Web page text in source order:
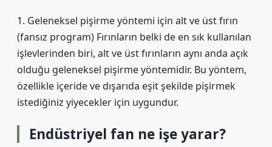
1. Geleneksel pişirme yöntemi için alt ve üst fırın
(fansız program) Fırınların belki de en sık kullanılan
işlevlerinden biri, alt ve üst fırınların aynı anda açık
olduğu geleneksel pişirme yöntemidir. Bu yöntem,
özellikle içeride ve dışarıda eşit şekilde pişirmek
istediğiniz yiyecekler için uygundur.
Endüstriyel fan ne işe yarar?